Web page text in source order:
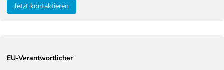
Jetzt kontaktieren
EU-Verantwortlicher